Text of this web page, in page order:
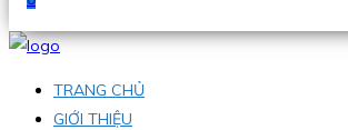
TRANG CHỦ
GIỚI THIỆU